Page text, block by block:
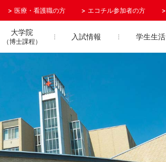
医療・看護職の方 エコチル参加者の方
大学院
（博士課程） 入試情報 学生生活